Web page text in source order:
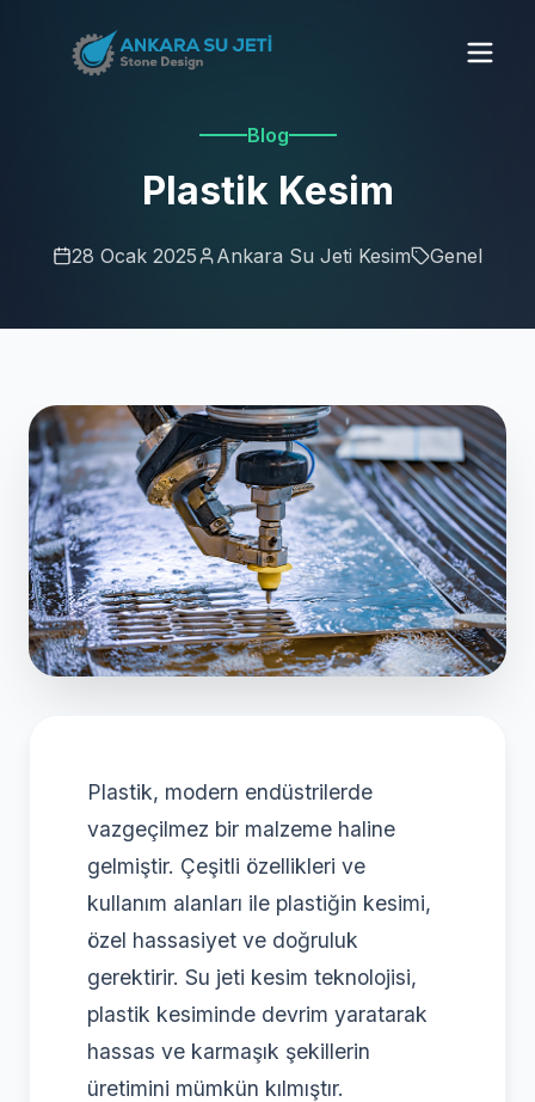
Blog
Plastik Kesim
28 Ocak 2025 Ankara Su Jeti Kesim Genel
Plastik, modern endüstrilerde
vazgeçilmez bir malzeme haline
gelmiştir. Çeşitli özellikleri ve
kullanım alanları ile plastiğin kesimi,
özel hassasiyet ve doğruluk
gerektirir. Su jeti kesim teknolojisi,
plastik kesiminde devrim yaratarak
hassas ve karmaşık şekillerin
üretimini mümkün kılmıştır.